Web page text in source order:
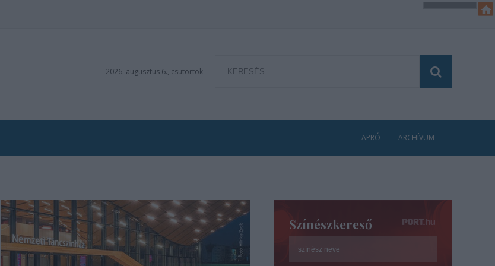
2026. augusztus 6., csütörtök
APRÓ ARCHÍVUM
Színészkereső